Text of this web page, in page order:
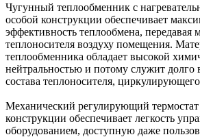
Чугунный теплообменник с
особой конструкции обеспечивает
эффективность теплообмена, передавая
теплоносителя воздуху помещения.
теплообменника обладает высокой
нейтральностью и потому служит долго
состава теплоносителя,
Механический регулирующий
конструкции обеспечивает легкость
оборудованием, доступную даже